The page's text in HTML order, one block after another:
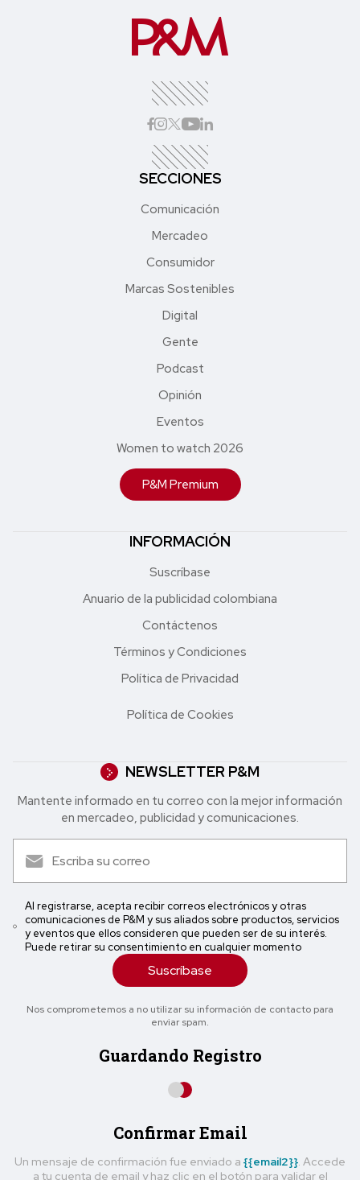
SECCIONES
Comunicación
Mercadeo
Consumidor
Marcas Sostenibles
Digital
Gente
Podcast
Opinión
Eventos
Women to watch 2026
P&M Premium
INFORMACIÓN
Suscríbase
Anuario de la publicidad colombiana
Contáctenos
Términos y Condiciones
Política de Privacidad
Política de Cookies
NEWSLETTER P&M
Mantente informado en tu correo con la mejor in formación
en mercadeo, publicidad y comunicaciones.
Al registrarse, acepta recibir correos electrónicos y otras
comunicaciones de P&M y sus aliados sobre productos, servicios
y eventos que ellos consideren que pueden ser de su interés.
Puede retirar su consentimiento en cualquier momento
Suscríbase
Nos comprometemos a no utilizar su información de contacto para
enviar spam.
Guardando Registro
Confirmar Email
Un mensaje de confirmación fue enviado a {{email2}}. Accede
a tu cuenta de email y haz clic en el botón para validar el